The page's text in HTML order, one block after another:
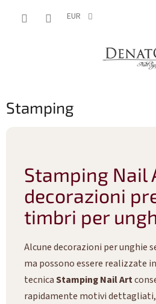
EUR
Stamping
Stamping Nail
decorazioni
timbri per
Alcune decorazioni per unghie
ma possono essere realizzate
tecnicaStamping Nail Art
rapidamente motivi